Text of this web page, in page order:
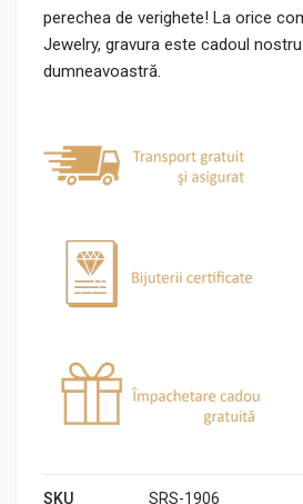
perechea de verighete! La orice
Jewelry, gravura este cadoul
dumneavoastră.
SKU
SRS-1906